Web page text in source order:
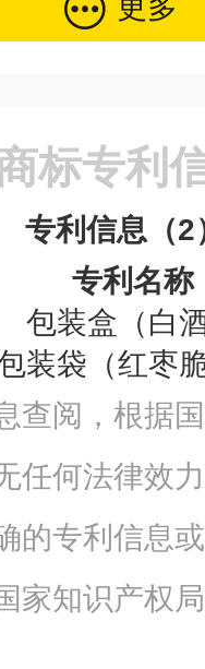
更多
标专利
专利信息（2
专利名称
包装盒（白
装袋（红枣
查阅，根据
任何法律效
的专利信息
家知识产权